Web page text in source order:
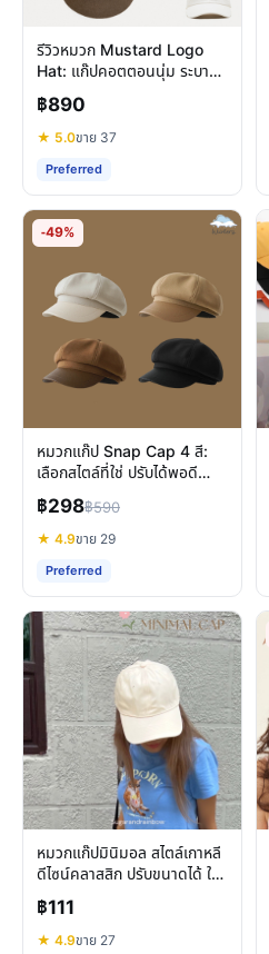
รีวิวหมวก Mustard Logo
Hat: แก๊ปคอตตอนนุ่ม ระบาย
อากาศดี ดีไซน์มินิมอล
฿890
★ 5.0ขาย 37
Preferred
-49%
หมวกแก๊ป Snap Cap 4 สี:
เลือกสไตล์ที่ใช่ ปรับได้พอดี
มิกซ์แอนด์แมทช์ทุกวัน
฿298฿590
★ 4.9ขาย 29
Preferred
หมวกแก๊ปมินิมอล สไตล์เกาหลี
ดีไซน์คลาสสิก ปรับขนาดได้ ใส่
ได้ทุกวัน
฿111
★ 4.9ขาย 27